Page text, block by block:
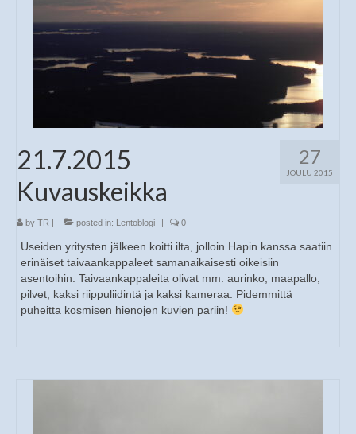
27
JOULU 2015
21.7.2015
Kuvauskeikka
by TR | posted in: Lentoblogi | 0
Useiden yritysten jälkeen koitti ilta, jolloin Hapin kanssa saatiin
erinäiset taivaankappaleet samanaikaisesti oikeisiin
asentoihin. Taivaankappaleita olivat mm. aurinko, maapallo,
pilvet, kaksi riippuliidintä ja kaksi kameraa. Pidemmittä
puheitta kosmisen hienojen kuvien pariin!